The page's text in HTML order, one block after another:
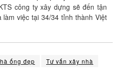
công ty xây dựng sẽ đến tận
việc tại 34/34 tỉnh thành Việt
ống đẹp Tư vấn xây nhà